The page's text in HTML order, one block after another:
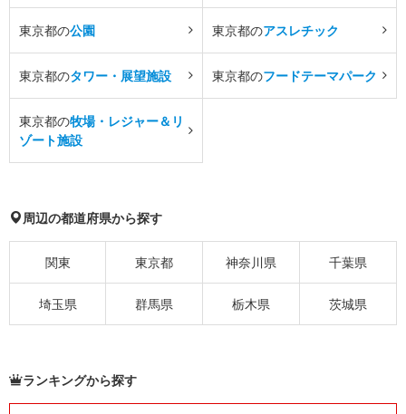
東京都の公園 東京都のアスレチック
東京都のタワー・展望施設 東京都のフードテーマパーク
東京都の牧場・レジャー＆リ
ゾート施設
周辺の都道府県から探す
関東 東京都 神奈川県 千葉県
埼玉県 群馬県 栃木県 茨城県
ランキングから探す